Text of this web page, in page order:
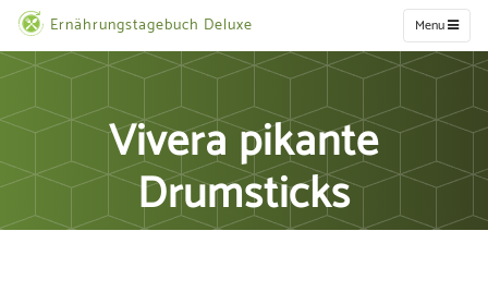
Ernährungstagebuch Deluxe Menu
Vivera pikante
Drumsticks